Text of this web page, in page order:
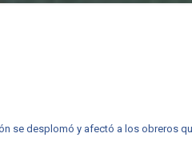
se desplomó y afectó a los obreros